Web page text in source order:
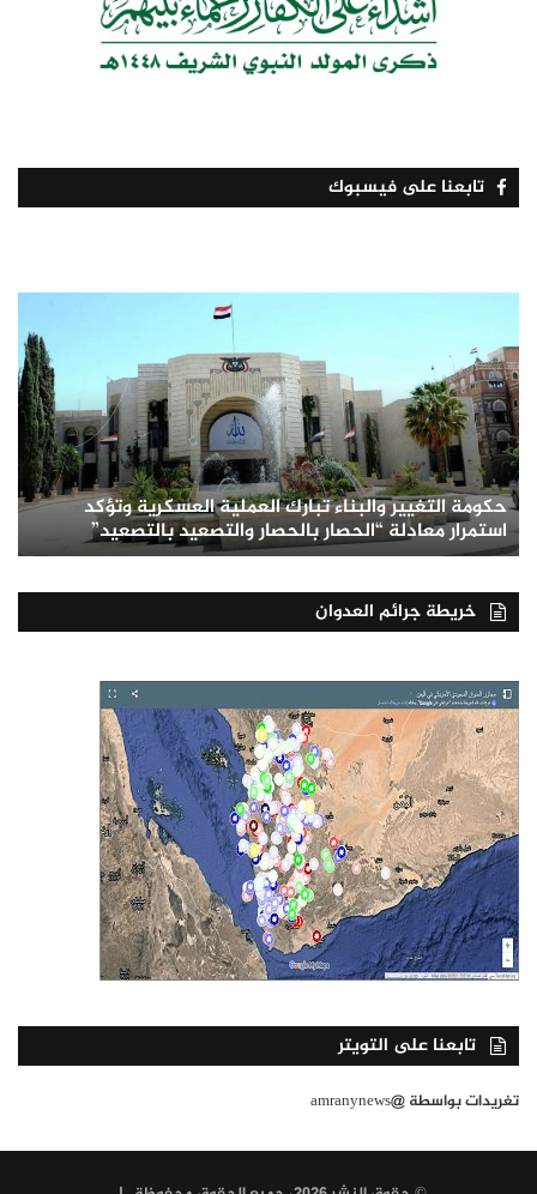
تابعنا على فيسبوك
حكومة التغيير والبناء تبارك العملية العسكرية وتؤكد
استمرار معادلة “الحصار بالحصار والتصعيد بالتصعيد”
خريطة جرائم العدوان
تابعنا على التويتر
تغريدات بواسطة @amranynews